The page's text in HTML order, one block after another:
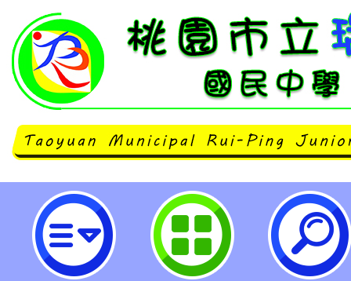
neilrpjhstyc網站設計者：徐嘉